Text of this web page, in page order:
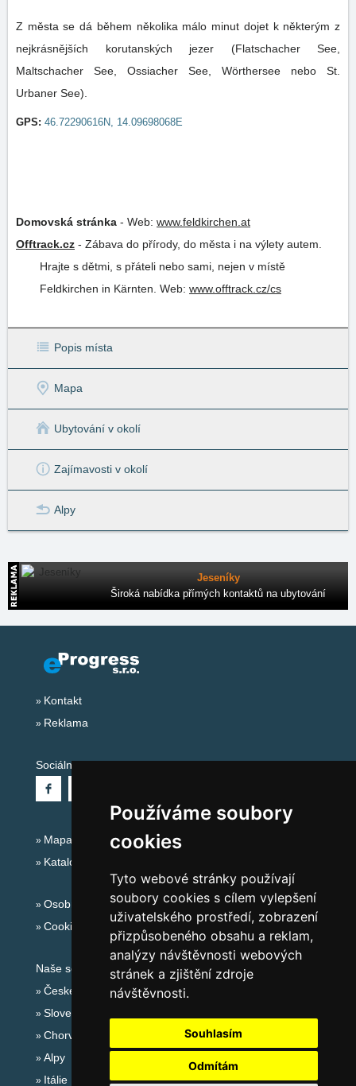
Používáme soubory
cookies
Tyto webové stránky používají
soubory cookies s cílem vylepšení
uživatelského prostředí, zobrazení
přizpůsobeného obsahu a reklam,
analýzy návštěvnosti webových
stránek a zjištění zdroje
návštěvnosti.
Souhlasím
Odmítám
Z města se dá během několika málo minut dojet k některým z
nejkrásnějších korutanských jezer (Flatschacher See,
Maltschacher See, Ossiacher See, Wörthersee nebo St.
Urbaner See).
GPS: 46.72290616N, 14.09698068E
Domovská stránka - Web: www.feldkirchen.at
Offtrack.cz - Zábava do přírody, do města i na výlety autem.
Hrajte s dětmi, s přáteli nebo sami, nejen v místě
Feldkirchen in Kärnten. Web: www.offtrack.cz/cs
Popis místa
Mapa
Ubytování v okolí
Zajímavosti v okolí
Alpy
Jeseníky
Široká nabídka přímých kontaktů na ubytování
Kontakt
Reklama
Sociální sítě:
Mapa serveru Alpy - Rakousko
Katalog ubytování
Osobní údaje
Cookies
Naše servery:
České hory
Slovenské hory
Chorvatsko
Alpy
Itálie